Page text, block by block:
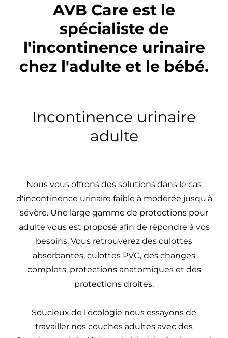
AVB Care est le
spécialiste de
l'incontinence urinaire
chez l'adulte et le bébé.
Incontinence urinaire
adulte
Nous vous offrons des solutions dans le cas
d'incontinence urinaire faible à modérée jusqu'à
sévère. Une large gamme de protections pour
adulte vous est proposé afin de répondre à vos
besoins. Vous retrouverez des culottes
absorbantes, culottes PVC, des changes
complets, protections anatomiques et des
protections droites.
Soucieux de l'écologie nous essayons de
travailler nos couches adultes avec des